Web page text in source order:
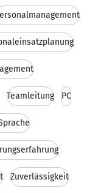
Teamleitung PC
Zuverlässigkeit